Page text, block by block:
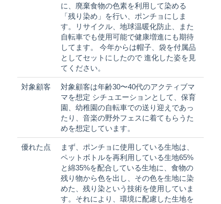
に、廃棄食物の色素を利用して染める
「残り染め」を行い、ポンチョにしま
す。リサイクル、地球温暖化防止、また
自転車でも使用可能で健康増進にも期待
してます。 今年からは帽子、袋を付属品
としてセットにしたので 進化した姿を見
てください。
対象顧客
対象顧客は年齢30〜40代のアクティブマ
マを想定 シチュエーションとして、保育
園、幼稚園の自転車での送り迎えであっ
たり、音楽の野外フェスに着てもらうた
めを想定しています。
優れた点
まず、ポンチョに使用している生地は、
ペットボトルを再利用している生地65%
と綿35%を配合している生地に、食物の
残り物から色を出し、その色を生地に染
めた、残り染という技術を使用していま
す。それにより、環境に配慮した生地を